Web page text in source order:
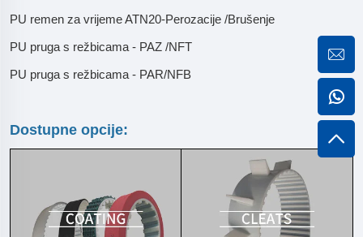
PU remen za vrijeme ATN20-Perozacije /Brušenje
PU pruga s režbicama - PAZ /NFT
PU pruga s režbicama - PAR/NFB
Dostupne opcije: